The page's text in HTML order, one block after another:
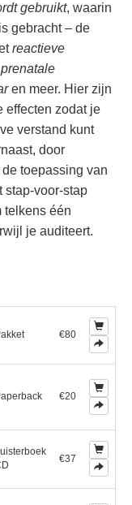
gebruikt, waarin
gebracht – de
reactieve
prenatale
en meer. Hier zijn
effecten zodat je
verstand kunt
door
toepassing van
stap-voor-stap
telkens één
je auditeert.
€80
€20
€37